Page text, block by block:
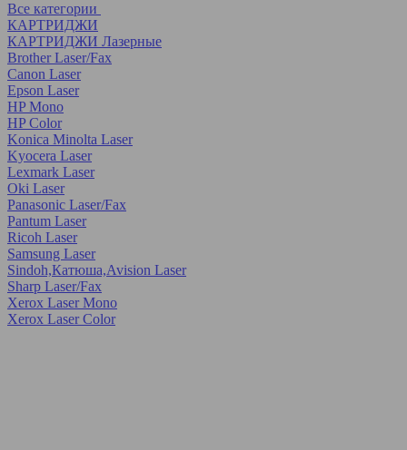
Все категории
КАРТРИДЖИ
КАРТРИДЖИ Лазерные
Brother Laser/Fax
Canon Laser
Epson Laser
HP Mono
HP Color
Konica Minolta Laser
Kyocera Laser
Lexmark Laser
Oki Laser
Panasonic Laser/Fax
Pantum Laser
Ricoh Laser
Samsung Laser
Sindoh,Катюша,Avision Laser
Sharp Laser/Fax
Xerox Laser Mono
Xerox Laser Color